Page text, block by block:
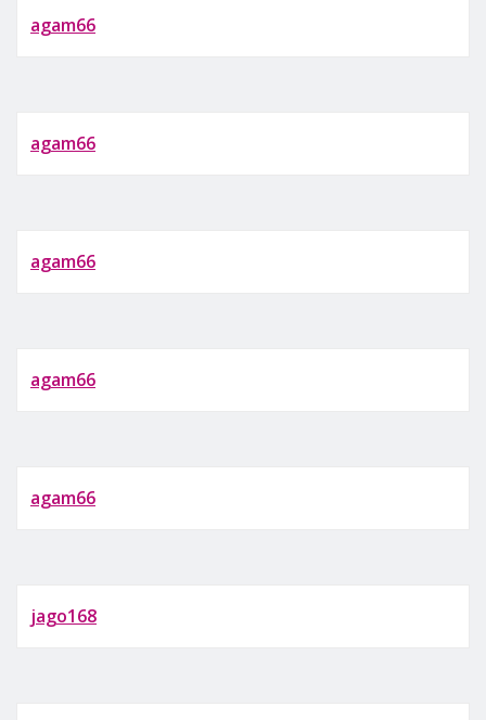
agam66
agam66
agam66
agam66
agam66
jago168